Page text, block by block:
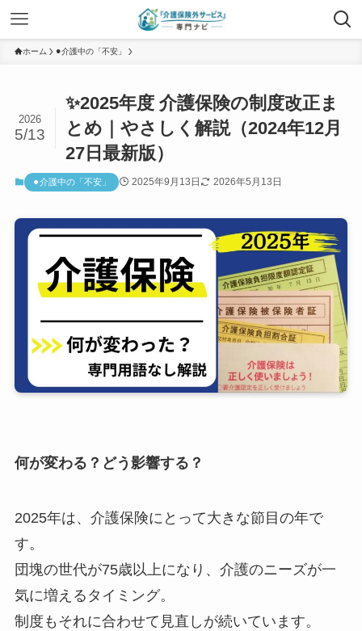
ホーム ⚫︎介護中の「不安」
✨2025年度 介護保険の制度改正ま
とめ｜やさしく解説（2024年12月
27日最新版）
2026
5/13
⚫︎介護中の「不安」 2025年9月13日 2026年5月13日
何が変わる？どう影響する？
2025年は、介護保険にとって大きな節目の年で
す。
団塊の世代が75歳以上になり、介護のニーズが一
気に増えるタイミング。
制度もそれに合わせて見直しが続いています。